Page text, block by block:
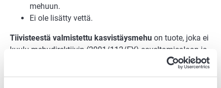
mehuun.
Ei ole lisätty vettä.
Tiivisteestä valmistettu kasvistäysmehu on tuote, joka ei
kuulu mehudirektiivin (2001/112/EY) soveltamisalaan ja
joka on tehty kasvistäysmehutiivisteestä lisäämällä